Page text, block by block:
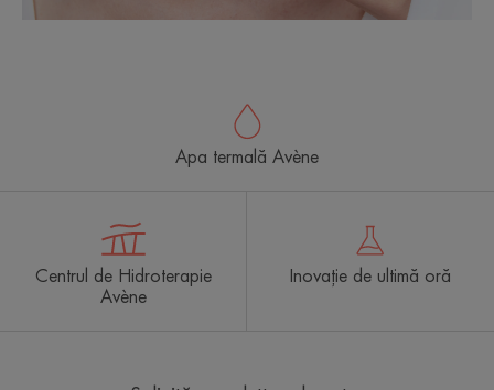
Apa termală Avène
Centrul de Hidroterapie
Avène
Inovație de ultimă oră